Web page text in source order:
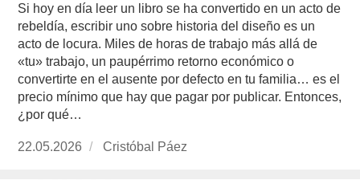
Si hoy en día leer un libro se ha convertido en un acto de
rebeldía, escribir uno sobre historia del diseño es un
acto de locura. Miles de horas de trabajo más allá de
«tu» trabajo, un paupérrimo retorno económico o
convertirte en el ausente por defecto en tu familia… es el
precio mínimo que hay que pagar por publicar. Entonces,
¿por qué…
Publicado
22.05.2026
https://www.experimenta.es/author/cristobal-
Cristóbal Páez